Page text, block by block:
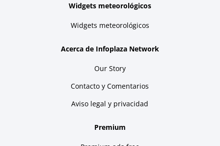
Widgets meteorológicos
Widgets meteorológicos
Acerca de Infoplaza Network
Our Story
Contacto y Comentarios
Aviso legal y privacidad
Premium